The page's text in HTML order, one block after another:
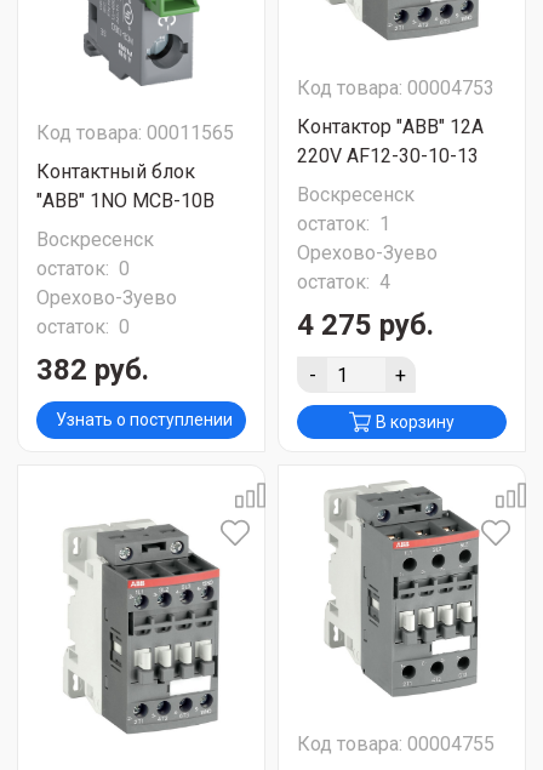
Код товара: 00011565
Контактный блок
"АВВ" 1NO MCB-10B
Воскресенск
остаток: 0
Орехово-Зуево
остаток: 0
382 руб.
Узнать о поступлении
Код товара: 00004753
Контактор "ABB" 12A
220V AF12-30-10-13
Воскресенск
остаток: 1
Орехово-Зуево
остаток: 4
4 275 руб.
- +
В корзину
Код товара: 00004755